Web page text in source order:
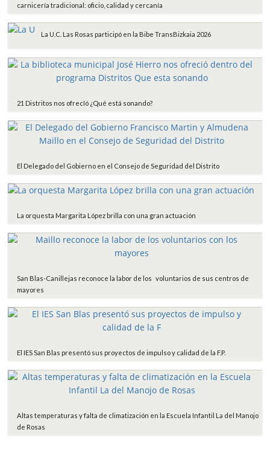
carnicería tradicional: oficio, calidad y cercanía
La U.C. Las Rosas participó en la Bibe TransBizkaia 2026
21 Distritos nos ofrecIó ¿Qué está sonando?
El Delegado del Gobierno en el Consejo de Seguridad del Distrito
La orquesta Margarita López brilla con una gran actuación
San Blas-Canillejas reconoce la labor de los voluntarios de sus centros de
mayores
El IES San Blas presentó sus proyectos de impulso y calidad de la F.P.
Altas temperaturas y falta de climatización en la Escuela Infantil La del Manojo
de Rosas